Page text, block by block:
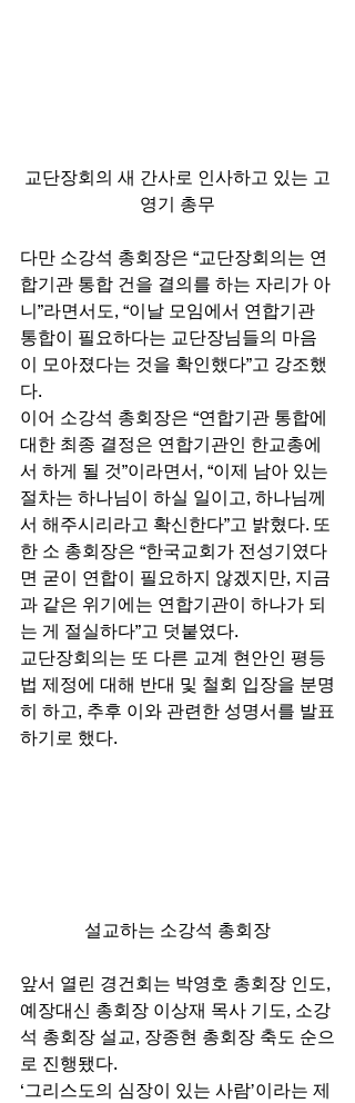
교단장회의 새 간사로 인사하고 있는 고
영기 총무
다만 소강석 총회장은 “교단장회의는 연
합기관 통합 건을 결의를 하는 자리가 아
니”라면서도, “이날 모임에서 연합기관
통합이 필요하다는 교단장님들의 마음
이 모아졌다는 것을 확인했다”고 강조했
다.
이어 소강석 총회장은 “연합기관 통합에
대한 최종 결정은 연합기관인 한교총에
서 하게 될 것”이라면서, “이제 남아 있는
절차는 하나님이 하실 일이고, 하나님께
서 해주시리라고 확신한다”고 밝혔다. 또
한 소 총회장은 “한국교회가 전성기였다
면 굳이 연합이 필요하지 않겠지만, 지금
과 같은 위기에는 연합기관이 하나가 되
는 게 절실하다”고 덧붙였다.
교단장회의는 또 다른 교계 현안인 평등
법 제정에 대해 반대 및 철회 입장을 분명
히 하고, 추후 이와 관련한 성명서를 발표
하기로 했다.
설교하는 소강석 총회장
앞서 열린 경건회는 박영호 총회장 인도,
예장대신 총회장 이상재 목사 기도, 소강
석 총회장 설교, 장종현 총회장 축도 순으
로 진행됐다.
‘그리스도의 심장이 있는 사람’이라는 제